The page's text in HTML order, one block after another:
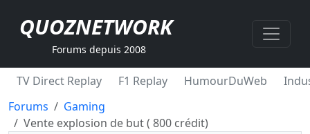
QUOZNETWORK
Forums depuis 2008
TV Direct Replay F1 Replay HumourDuWeb
Forums
Gaming
Vente explosion de but ( 800 crédit)